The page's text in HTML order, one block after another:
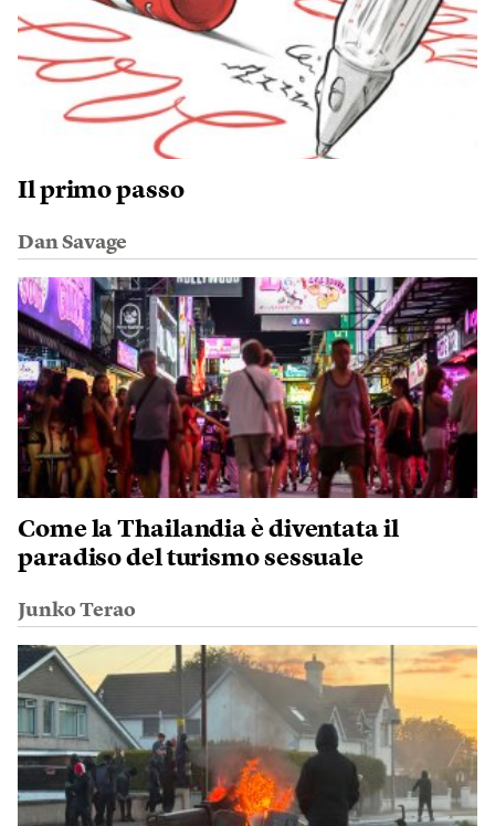
Il primo passo
Dan Savage
Come la Thailandia è diventata il
paradiso del turismo sessuale
Junko Terao